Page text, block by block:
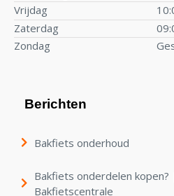
Vrijdag
Zaterdag
Zondag
Berichten
Bakfiets onderhoud
Bakfiets onderdelen
Bakfietscentrale